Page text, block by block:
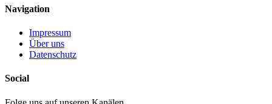
Navigation
Impressum
Über uns
Datenschutz
Social